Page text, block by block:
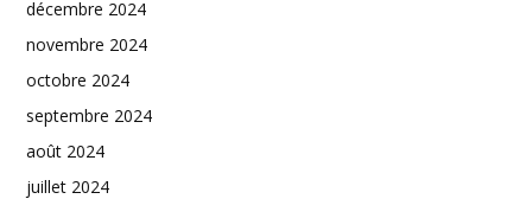
décembre 2024
novembre 2024
octobre 2024
septembre 2024
août 2024
juillet 2024